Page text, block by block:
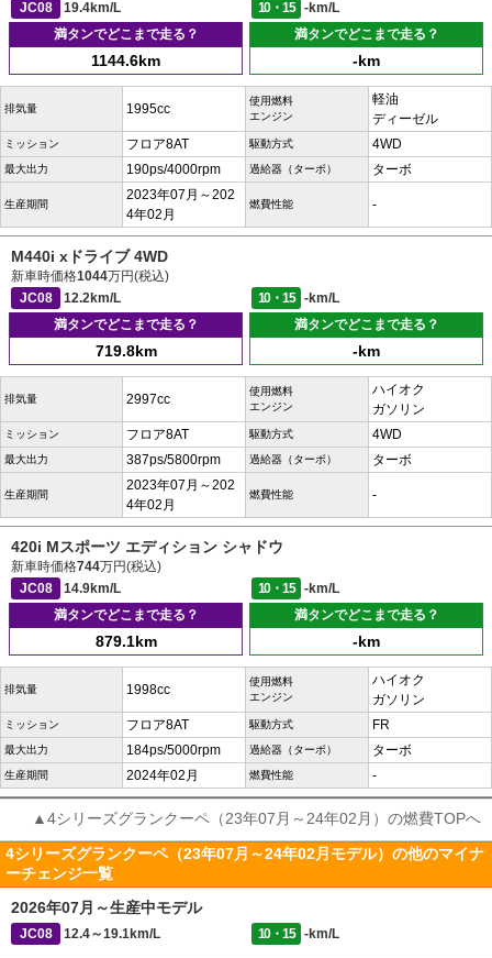
JC08
19.4km/L 10・15
-km/L
満タンでどこまで走る？
1144.6km
満タンでどこまで走る？
-km
排気量 1995cc
使用燃料
エンジン
軽油
ディーゼル
ミッション フロア8AT 駆動方式 4WD
最大出力 190ps/4000rpm 過給器（ターボ） ターボ
生産期間
2023年07月～202
4年02月
燃費性能 -
M440i xドライブ 4WD
新車時価格1044万円(税込)
JC08
12.2km/L 10・15
-km/L
満タンでどこまで走る？
719.8km
満タンでどこまで走る？
-km
排気量 2997cc
使用燃料
エンジン
ハイオク
ガソリン
ミッション フロア8AT 駆動方式 4WD
最大出力 387ps/5800rpm 過給器（ターボ） ターボ
生産期間
2023年07月～202
4年02月
燃費性能 -
420i Mスポーツ エディション シャドウ
新車時価格744万円(税込)
JC08
14.9km/L 10・15
-km/L
満タンでどこまで走る？
879.1km
満タンでどこまで走る？
-km
排気量 1998cc
使用燃料
エンジン
ハイオク
ガソリン
ミッション フロア8AT 駆動方式 FR
最大出力 184ps/5000rpm 過給器（ターボ） ターボ
生産期間 2024年02月 燃費性能 -
▲4シリーズグランクーペ（23年07月～24年02月）の燃費TOPへ
4シリーズグランクーペ（23年07月～24年02月モデル）の他のマイナ
ーチェンジ一覧
2026年07月～生産中モデル
JC08 12.4～19.1km/L 10・15 -km/L